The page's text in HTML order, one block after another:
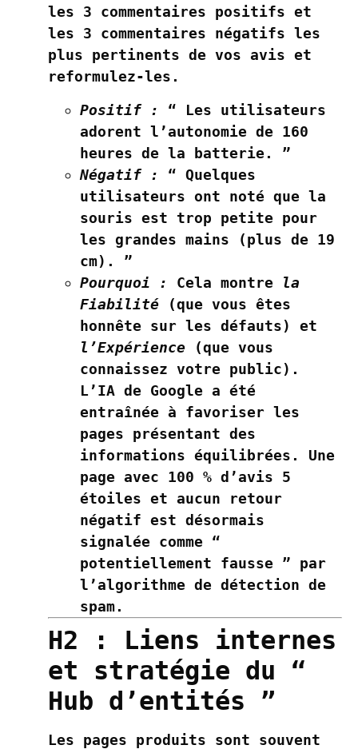
les 3 commentaires positifs et
les 3 commentaires négatifs les
plus pertinents de vos avis et
reformulez-les.
Positif :
“ Les utilisateurs
adorent l’autonomie de 160
heures de la batterie. ”
Négatif :
“ Quelques
utilisateurs ont noté que la
souris est trop petite pour
les grandes mains (plus de 19
cm). ”
Pourquoi :
Cela montre la
Fiabilité (que vous êtes
honnête sur les défauts) et
l’Expérience (que vous
connaissez votre public).
L’IA de Google a été
entraînée à favoriser les
pages présentant des
informations équilibrées. Une
page avec 100 % d’avis 5
étoiles et aucun retour
négatif est désormais
signalée comme “
potentiellement fausse ” par
l’algorithme de détection de
spam.
H2 : Liens internes
et stratégie du “
Hub d’entités ”
Les pages produits sont souvent